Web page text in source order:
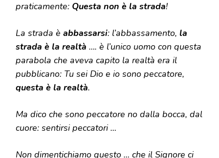
praticamente: Questa non è la strada!
La strada è abbassarsi: l’abbassamento, la
strada è la realtà …. è l’unico uomo con questa
parabola che aveva capito la realtà era il
pubblicano: Tu sei Dio e io sono peccatore,
questa è la realtà.
Ma dico che sono peccatore no dalla bocca, dal
cuore: sentirsi peccatori …
Non dimentichiamo questo … che il Signore ci